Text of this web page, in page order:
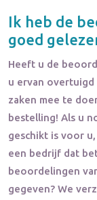
Ik heb de
goed
Heeft u de
u ervan
zaken mee te
bestelling! Als u
geschikt is voor
een bedrijf dat
beoordelingen
gegeven? We